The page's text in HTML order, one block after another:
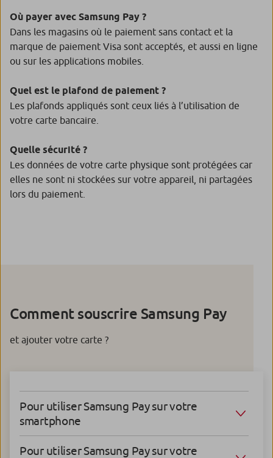
Où payer avec Samsung Pay ?
Dans les magasins où le paiement sans contact et la
marque de paiement Visa sont acceptés, et aussi en ligne
ou sur les applications mobiles.
Quel est le plafond de paiement ?
Les plafonds appliqués sont ceux liés à l’utilisation de
votre carte bancaire.
Quelle sécurité ?
Les données de votre carte physique sont protégées car
elles ne sont ni stockées sur votre appareil, ni partagées
lors du paiement.
Comment souscrire Samsung Pay
et ajouter votre carte ?
Pour utiliser Samsung Pay sur votre
smartphone
Pour utiliser Samsung Pay sur votre